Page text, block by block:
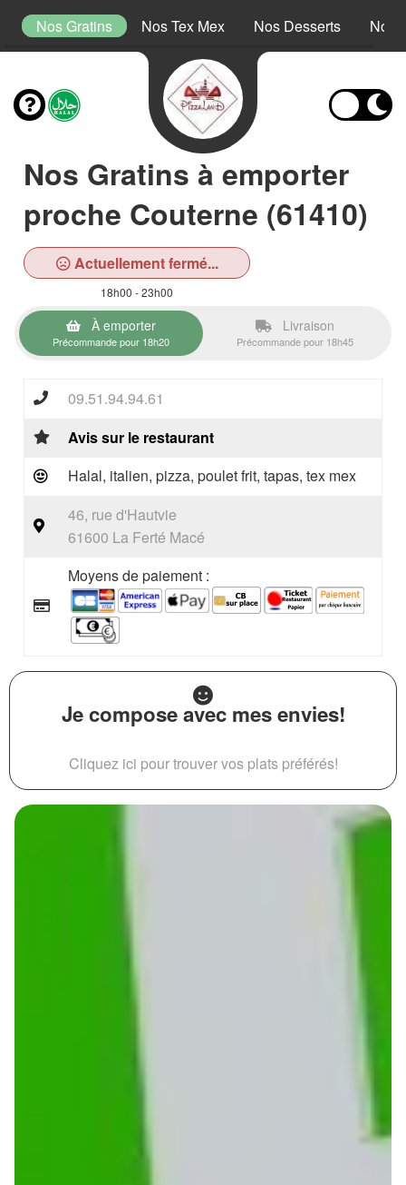
Nos Gratins Nos Tex Mex Nos Desserts Nos
Nos Gratins à emporter
proche Couterne (61410)
Actuellement fermé...
18h00 - 23h00
À emporter
Précommande pour 18h20
Livraison
Précommande pour 18h45
09.51.94.94.61
Avis sur le restaurant
Halal, italien, pizza, poulet frit, tapas, tex mex
46, rue d'Hautvie
61600 La Ferté Macé
Moyens de paiement :
Je compose avec mes envies!
Cliquez ici pour trouver vos plats préférés!